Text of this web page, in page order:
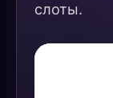
слоты.